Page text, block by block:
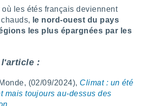
où les étés français deviennent
le nord-ouest du pays
les plus épargnées par les
l'article :
(02/09/2024), Climat : un été
mais toujours au-dessus des